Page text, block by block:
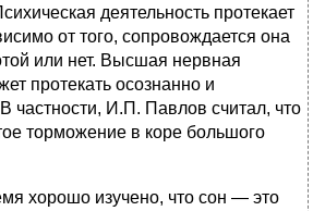
деятельность протекает
от того, сопровождается она
или нет. Высшая нервная
протекать осознанно и
частности, И.П. Павлов считал, что
торможение в коре большого
хорошо изучено, что сон — это